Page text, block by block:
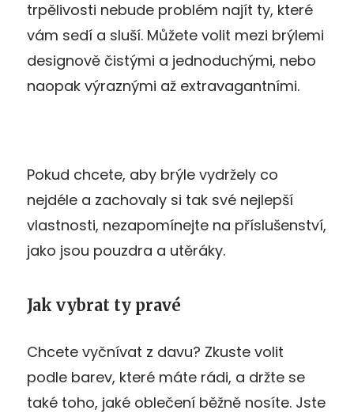
trpělivosti nebude problém najít ty, které
vám sedí a sluší. Můžete volit mezi brýlemi
designově čistými a jednoduchými, nebo
naopak výraznými až extravagantními.
Pokud chcete, aby brýle vydržely co
nejdéle a zachovaly si tak své nejlepší
vlastnosti, nezapomínejte na příslušenství,
jako jsou pouzdra a utěráky.
Jak vybrat ty pravé
Chcete vyčnívat z davu? Zkuste volit
podle barev, které máte rádi, a držte se
také toho, jaké oblečení běžně nosíte. Jste